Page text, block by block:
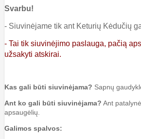
Svarbu!
- Siuvinėjame tik ant Keturių Kėdučių
- Tai tik siuvinėjimo paslauga, pačią
užsakyti atskirai.
Kas gali būti siuvinėjama? Sapnų
Ant ko gali būti siuvinėjama? Ant
apsaugėlių.
Galimos spalvos: